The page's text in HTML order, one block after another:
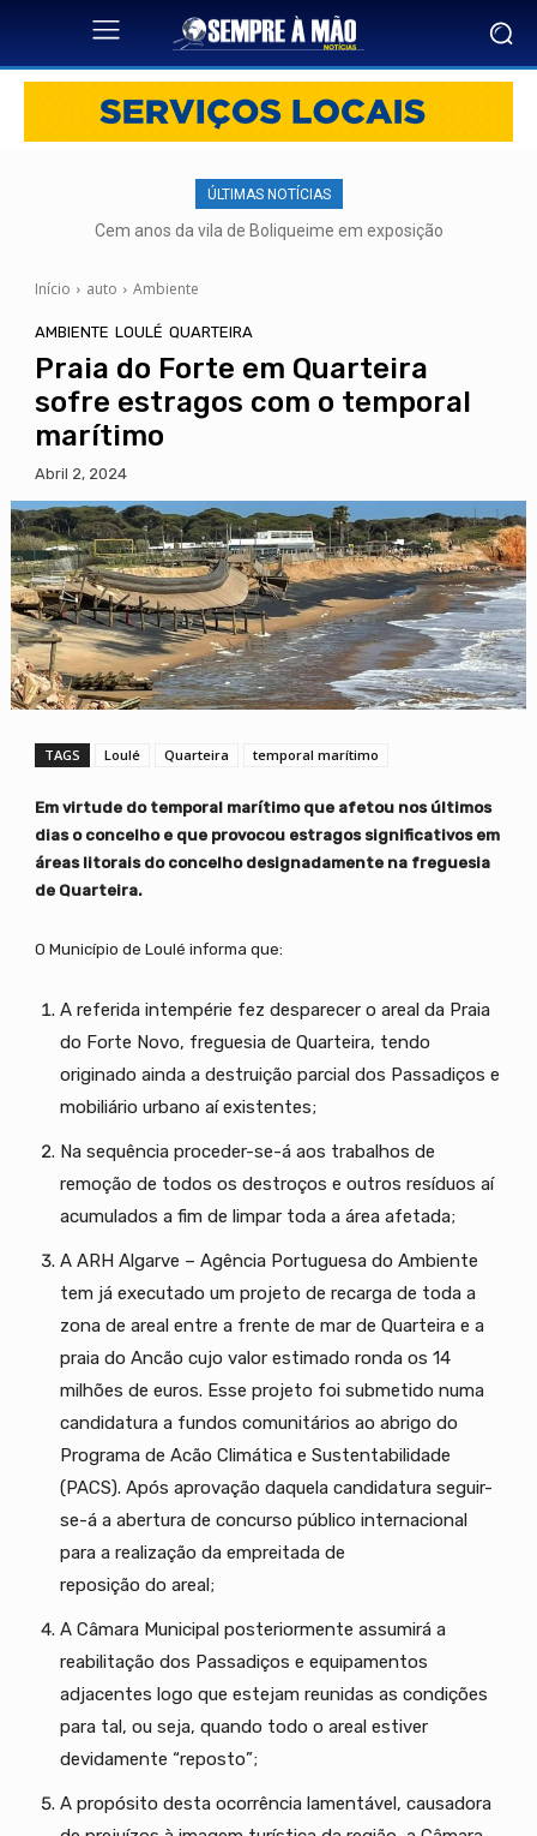
ÚLTIMAS NOTÍCIAS
Cem anos da vila de Boliqueime em exposição
Início auto Ambiente
AMBIENTE LOULÉ QUARTEIRA
Praia do Forte em Quarteira
sofre estragos com o temporal
marítimo
Abril 2, 2024
TAGS Loulé Quarteira temporal marítimo
Em virtude do temporal marítimo que afetou nos últimos
dias o concelho e que provocou estragos significativos em
áreas litorais do concelho designadamente na freguesia
de Quarteira.
O Município de Loulé informa que:
A referida intempérie fez desparecer o areal da Praia
do Forte Novo, freguesia de Quarteira, tendo
originado ainda a destruição parcial dos Passadiços e
mobiliário urbano aí existentes;
Na sequência proceder-se-á aos trabalhos de
remoção de todos os destroços e outros resíduos aí
acumulados a fim de limpar toda a área afetada;
A ARH Algarve – Agência Portuguesa do Ambiente
tem já executado um projeto de recarga de toda a
zona de areal entre a frente de mar de Quarteira e a
praia do Ancão cujo valor estimado ronda os 14
milhões de euros. Esse projeto foi submetido numa
candidatura a fundos comunitários ao abrigo do
Programa de Acão Climática e Sustentabilidade
(PACS). Após aprovação daquela candidatura seguir-
se-á a abertura de concurso público internacional
para a realização da empreitada de
reposição do areal;
A Câmara Municipal posteriormente assumirá a
reabilitação dos Passadiços e equipamentos
adjacentes logo que estejam reunidas as condições
para tal, ou seja, quando todo o areal estiver
devidamente “reposto”;
A propósito desta ocorrência lamentável, causadora